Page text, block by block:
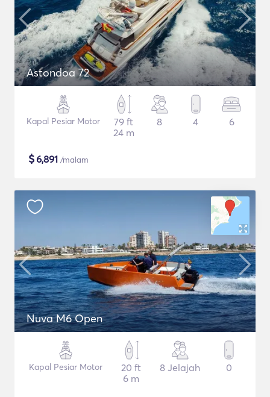
Astondoa 72
Kapal Pesiar Motor
79 ft
24 m
8 4 6
$6,891 /malam
Nuva M6 Open
Kapal Pesiar Motor
20 ft
6 m
8 Jelajah 0